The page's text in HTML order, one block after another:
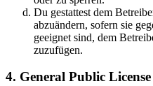
Du gestattest dem
abzuändern, sofern sie
geeignet sind, dem
zuzufügen.
4. General Public License